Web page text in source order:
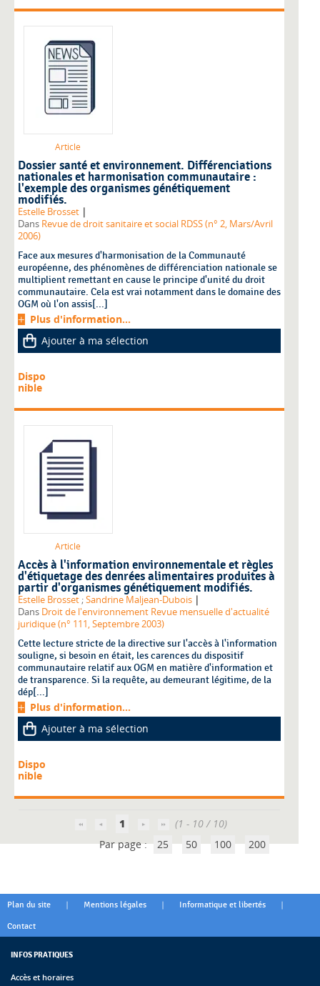
Article
Dossier santé et environnement. Différenciations
nationales et harmonisation communautaire :
l'exemple des organismes génétiquement
modifiés.
Estelle Brosset |
Dans Revue de droit sanitaire et social RDSS (n° 2, Mars/Avril
2006)
Face aux mesures d'harmonisation de la Communauté
européenne, des phénomènes de différenciation nationale se
multiplient remettant en cause le principe d'unité du droit
communautaire. Cela est vrai notamment dans le domaine des
OGM où l'on assis[...]
Plus d'information...
Ajouter à ma sélection
Dispo
nible
Article
Accès à l'information environnementale et règles
d'étiquetage des denrées alimentaires produites à
partir d'organismes génétiquement modifiés.
Estelle Brosset ;Sandrine Maljean-Dubois |
Dans Droit de l'environnement Revue mensuelle d'actualité
juridique (n° 111, Septembre 2003)
Cette lecture stricte de la directive sur l'accès à l'information
souligne, si besoin en était, les carences du dispositif
communautaire relatif aux OGM en matière d'information et
de transparence. Si la requête, au demeurant légitime, de la
dép[...]
Plus d'information...
Ajouter à ma sélection
Dispo
nible
1
(1 - 10 / 10)
Par page : 25 50 100 200
Plan du site | Mentions légales | Informatique et libertés |
Contact
INFOS PRATIQUES
Accès et horaires